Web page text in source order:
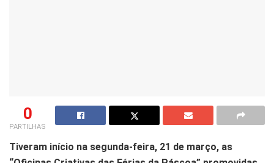
0
PARTILHAS
Tiveram início na segunda-feira, 21 de março, as